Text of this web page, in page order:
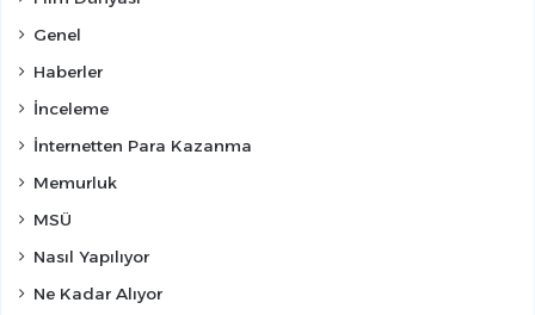
Genel
Haberler
İnceleme
İnternetten Para Kazanma
Memurluk
MSÜ
Nasıl Yapılıyor
Ne Kadar Alıyor